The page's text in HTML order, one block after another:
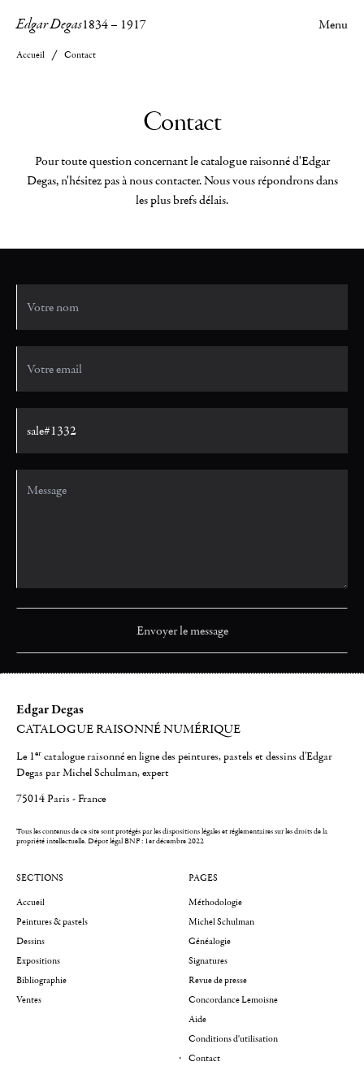
Edgar Degas1834– 1917 Menu
Accueil Contact
Contact
Pour toute question concernant le catalogue raisonné d'Edgar
Degas, n'hésitez pas à nous contacter. Nous vous répondrons dans
les plus brefs délais.
Edgar Degas
CATALOGUE RAISONNÉ NUMÉRIQUE
Le 1er catalogue raisonné en ligne des peintures, pastels et dessins d'Edgar
Degas par Michel Schulman, expert
75014 Paris - France
Tous les contenus de ce site sont protégés par les dispositions légales et réglementaires sur les droits de la
propriété intellectuelle.Dépot légal BNF : 1er décembre 2022
SECTIONS
Accueil
Peintures & pastels
Dessins
Expositions
Bibliographie
Ventes
PAGES
Méthodologie
Michel Schulman
Généalogie
Signatures
Revue de presse
Concordance Lemoisne
Aide
Conditions d'utilisation
Contact